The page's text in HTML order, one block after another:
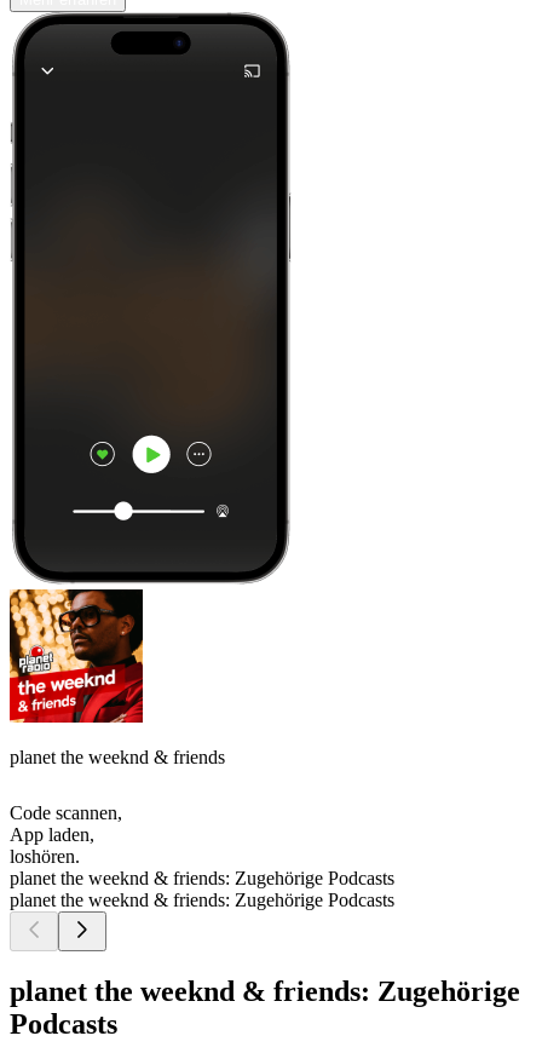
planet the weeknd & friends
Code scannen,
App laden,
loshören.
planet the weeknd & friends: Zugehörige Podcasts
planet the weeknd & friends: Zugehörige Podcasts
planet the weeknd & friends: Zugehörige
Podcasts